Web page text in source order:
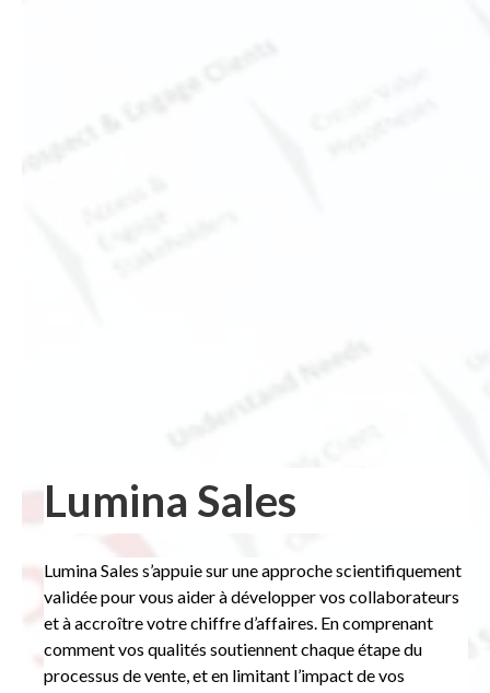
Lumina Sales
Lumina Sales s’appuie sur une approche scientifiquement
validée pour vous aider à développer vos collaborateurs
et à accroître votre chiffre d’affaires. En comprenant
comment vos qualités soutiennent chaque étape du
processus de vente, et en limitant l’impact de vos